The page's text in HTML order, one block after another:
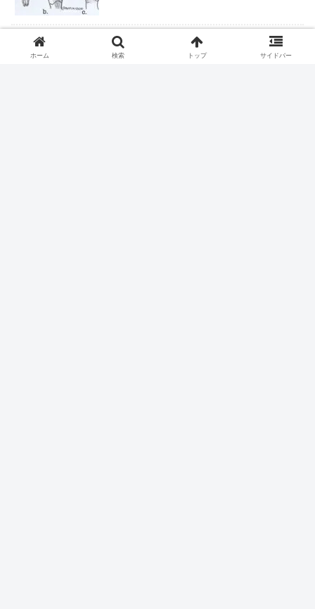
ロキソニンテープは腰痛症に適応なし
ホーム 検索 トップ サイドバー